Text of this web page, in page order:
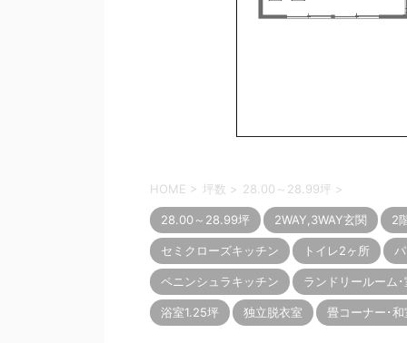
HOME > 坪数 > 28.00～28.99坪 >
28.00～28.99坪 2WAY,3WAY玄関 2
セミクローズキッチン トイレ2ヶ所
ペニンシュラキッチン ランドリールーム
浴室1.25坪 独立脱衣室 畳コーナー･